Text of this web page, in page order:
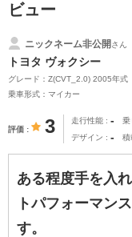
ビュー
ニックネーム非公開さん
トヨタ ヴォクシー
グレード：Z(CVT_2.0) 2005年式
乗車形式：マイカー
評価 3 走行性能 - 乗
デザイン - 積
ある程度手を入
トパフォーマン
す。